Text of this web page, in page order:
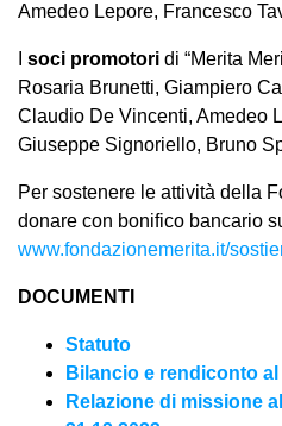
Amedeo Lepore, Francesco
soci promotori di “Merita
Rosaria Brunetti, Giampiero
Claudio De Vincenti, Amedeo
Giuseppe Signoriello, Bruno
Per sostenere le attività della
donare con bonifico bancario
www.fondazionemerita.it/
DOCUMENTI
Statuto
Bilancio e rendiconto al
Relazione di missione